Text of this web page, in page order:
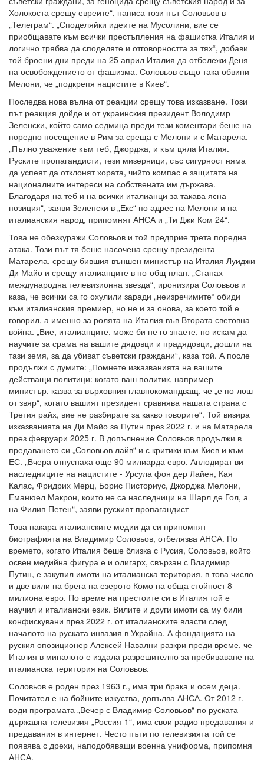
Холокоста срещу евреите“, написа този път Соловьов в
„Телеграм“. „Споделяйки идеите на Мусолини, вие се
приобщавате към всички престъпления на фашистка Италия и
логично трябва да споделяте и отговорността за тях“, добави
той броени дни преди на 25 април Италия да отбележи Деня
на освобождението от фашизма. Соловьов също така обвини
Мелони, че „подкрепя нацистите в Киев“.
Последва нова вълна от реакции срещу това изказване. Този
път реакция дойде и от украинския президент Володимр
Зеленски, който само седмица преди тези коментари беше на
поредно посещение в Рим за среща с Мелони и с Матарела.
„Пълно уважение към теб, Джорджа, и към цяла Италия.
Руските пропагандисти, тези мизерници, със сигурност няма
да успеят да отклонят хората, чийто компас е защитата на
националните интереси на собствената им държава.
Благодаря на теб и на всички италианци за такава ясна
позиция“, заяви Зеленски в „Екс“ по адрес на Мелони и на
италианския народ, припомнят АНСА и „Ти Джи Ком 24“.
Това не обезкуражи Соловьов и той предприе трета поредна
атака. Този път тя беше насочена срещу президента
Матарела, срещу бившия външен министър на Италия Луиджи
Ди Майо и срещу италианците в по-общ план. „Станах
международна телевизионна звезда“, иронизира Соловьов и
каза, че всички са го охулили заради „неизречимите“ обиди
към италианския премиер, но не и за онова, за което той е
говорил, а именно за ролята на Италия във Втората световна
война. „Вие, италианците, може би не го знаете, но искам да
научите за срама на вашите дядовци и прадядовци, дошли на
тази земя, за да убиват съветски граждани“, каза той. А после
продължи с думите: „Помнете изказванията на вашите
действащи политици: когато ваш политик, например
министър, казва за върховния главнокомандващ, че „е по-лош
от звяр“, когато вашият президент сравнява нашата страна с
Третия райх, вие не разбирате за какво говорите“. Той визира
изказванията на Ди Майо за Путин през 2022 г. и на Матарела
през февруари 2025 г. В допълнение Соловьов продължи в
предаването си „Соловьов лайв“ и с критики към Киев и към
ЕС. „Вчера отпуснаха още 90 милиарда евро. Аплодират ви
наследниците на нацистите - Урсула фон дер Лайен, Кая
Калас, Фридрих Мерц, Борис Писториус, Джорджа Мелони,
Еманюел Макрон, които не са наследници на Шарл де Гол, а
на Филип Петен“, заяви руският пропагандист
Това накара италианските медии да си припомнят
биографията на Владимир Соловьов, отбелязва АНСА. По
времето, когато Италия беше близка с Русия, Соловьов, който
освен медийна фигура е и олигарх, свързан с Владимир
Путин, е закупил имоти на италианска територия, в това число
и две вили на брега на езерото Комо на обща стойност 8
милиона евро. По време на престоите си в Италия той е
научил и италиански език. Вилите и други имоти са му били
конфискувани през 2022 г. от италианските власти след
началото на руската инвазия в Украйна. А фондацията на
руския опозиционер Алексей Навални разкри преди време, че
Италия в миналото е издала разрешително за пребиваване на
италианска територия на Соловьов.
Соловьов е роден през 1963 г., има три брака и осем деца.
Почитател е на бойните изкуства, допълва АНСА. От 2012 г.
води програмата „Вечер с Владимир Соловьов“ по руската
държавна телевизия „Россия-1“, има свои радио предавания и
предавания в интернет. Често пъти по телевизията той се
появява с дрехи, наподобяващи военна униформа, припомня
АНСА.